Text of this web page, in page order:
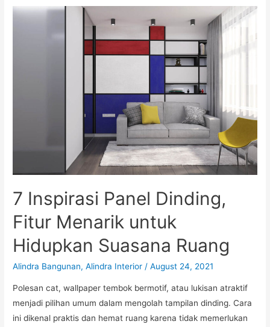
7 Inspirasi Panel Dinding,
Fitur Menarik untuk
Hidupkan Suasana Ruang
Alindra Bangunan,Alindra Interior /August 24, 2021
Polesan cat, wallpaper tembok bermotif, atau lukisan atraktif
menjadi pilihan umum dalam mengolah tampilan dinding. Cara
ini dikenal praktis dan hemat ruang karena tidak memerlukan